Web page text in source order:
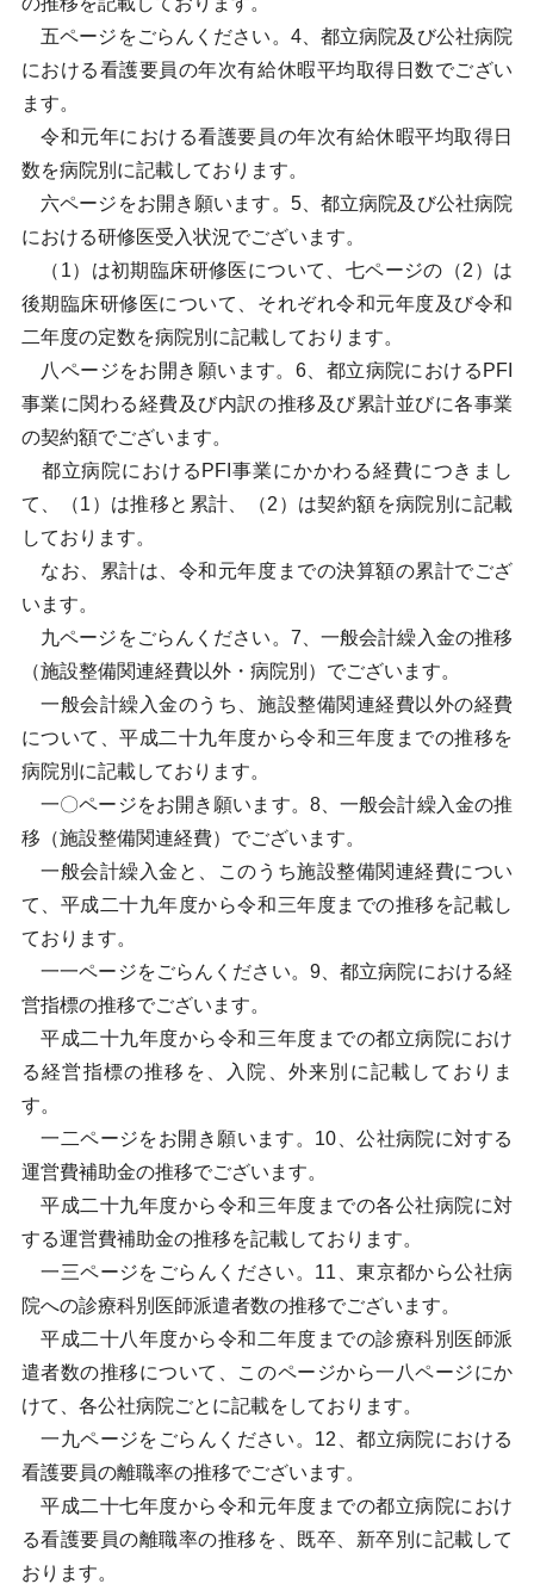
五ページをごらんください。4、都立病院及び公社病院
における看護要員の年次有給休暇平均取得日数でござい
ます。
令和元年における看護要員の年次有給休暇平均取得日
数を病院別に記載しております。
六ページをお開き願います。5、都立病院及び公社病院
における研修医受入状況でございます。
（1）は初期臨床研修医について、七ページの（2）は
後期臨床研修医について、それぞれ令和元年度及び令和
二年度の定数を病院別に記載しております。
八ページをお開き願います。6、都立病院におけるPFI
事業に関わる経費及び内訳の推移及び累計並びに各事業
の契約額でございます。
都立病院におけるPFI事業にかかわる経費につきまし
て、（1）は推移と累計、（2）は契約額を病院別に記載
しております。
なお、累計は、令和元年度までの決算額の累計でござ
います。
九ページをごらんください。7、一般会計繰入金の推移
（施設整備関連経費以外・病院別）でございます。
一般会計繰入金のうち、施設整備関連経費以外の経費
について、平成二十九年度から令和三年度までの推移を
病院別に記載しております。
一〇ページをお開き願います。8、一般会計繰入金の推
移（施設整備関連経費）でございます。
一般会計繰入金と、このうち施設整備関連経費につい
て、平成二十九年度から令和三年度までの推移を記載し
ております。
一一ページをごらんください。9、都立病院における経
営指標の推移でございます。
平成二十九年度から令和三年度までの都立病院におけ
る経営指標の推移を、入院、外来別に記載しておりま
す。
一二ページをお開き願います。10、公社病院に対する
運営費補助金の推移でございます。
平成二十九年度から令和三年度までの各公社病院に対
する運営費補助金の推移を記載しております。
一三ページをごらんください。11、東京都から公社病
院への診療科別医師派遣者数の推移でございます。
平成二十八年度から令和二年度までの診療科別医師派
遣者数の推移について、このページから一八ページにか
けて、各公社病院ごとに記載をしております。
一九ページをごらんください。12、都立病院における
看護要員の離職率の推移でございます。
平成二十七年度から令和元年度までの都立病院におけ
る看護要員の離職率の推移を、既卒、新卒別に記載して
おります。